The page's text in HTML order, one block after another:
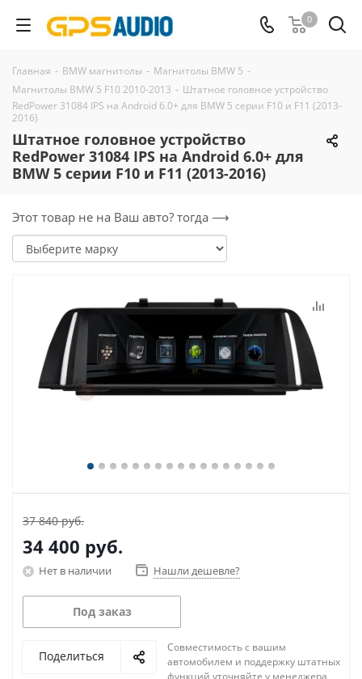
0
Главная - BMW магнитолы - Магнитолы BMW 5 -
Магнитолы BMW 5 F10 2010-2013 - Штатное головное устройство
RedPower 31084 IPS на Android 6.0+ для BMW 5 серии F10 и F11 (2013-
2016)
Штатное головное устройство
RedPower 31084 IPS на Android 6.0+ для
BMW 5 серии F10 и F11 (2013-2016)
Этот товар не на Ваш авто? тогда ⟶
37 840 руб.
34 400 руб.
Нет в наличии Нашли дешевле?
Под заказ
Поделиться
Совместимость с вашим
автомобилем и поддержку штатных
функций уточняйте у менеджера